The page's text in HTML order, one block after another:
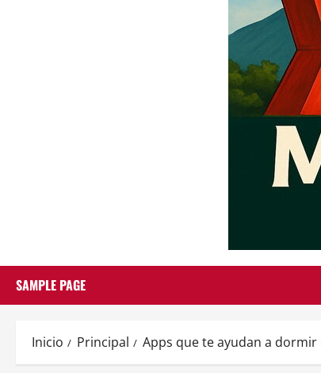
SAMPLE PAGE
Inicio Principal Apps que te ayudan a